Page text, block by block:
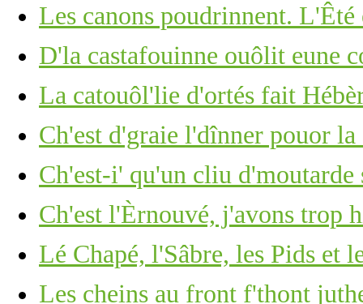
Les canons poudrinnent.
D'la castafouinne ouôlit eune
La catouôl'lie d'ortés fait
Ch'est d'graie l'dînner pouor
Ch'est-i' qu'un cliu d'moutarde
Ch'est l'Èrnouvé, j'avons trop
Lé Chapé, l'Sâbre, les Pids et
Les cheins au front f'thont